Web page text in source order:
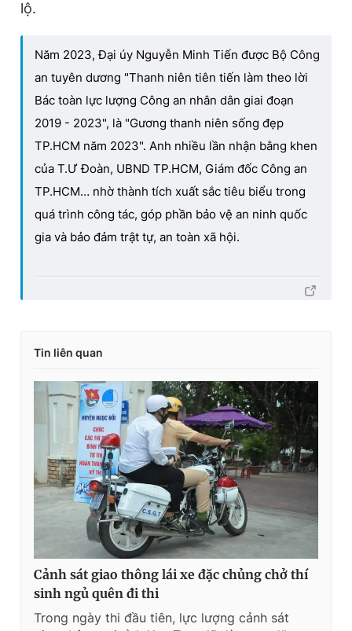
lộ.
Năm 2023, Đại úy Nguyễn Minh Tiến được Bộ Công
an tuyên dương "Thanh niên tiên tiến làm theo lời
Bác toàn lực lượng Công an nhân dân giai đoạn
2019 - 2023", là "Gương thanh niên sống đẹp
TP.HCM năm 2023". Anh nhiều lần nhận bằng khen
của T.Ư Đoàn, UBND TP.HCM, Giám đốc Công an
TP.HCM… nhờ thành tích xuất sắc tiêu biểu trong
quá trình công tác, góp phần bảo vệ an ninh quốc
gia và bảo đảm trật tự, an toàn xã hội.
Tin liên quan
Cảnh sát giao thông lái xe đặc chủng chở thí
sinh ngủ quên đi thi
Trong ngày thi đầu tiên, lực lượng cảnh sát